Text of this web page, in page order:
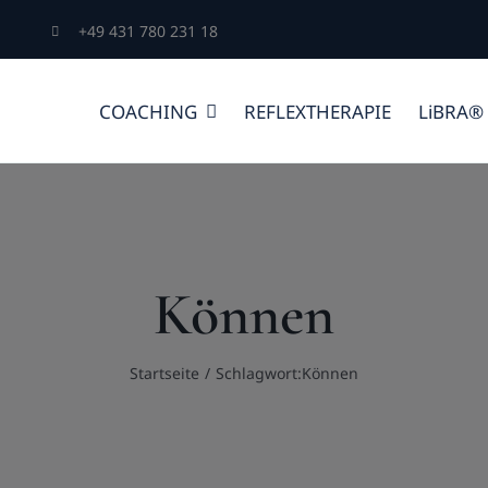
+49 431 780 231 18
COACHING REFLEXTHERAPIE LiBRA®
Können
Startseite Schlagwort:Können